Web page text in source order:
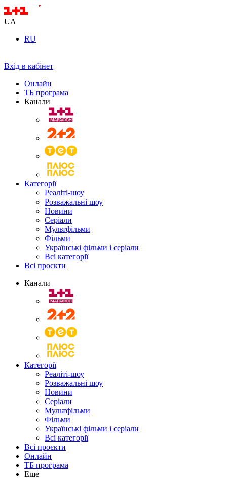
UA
RU
Вхід в кабінет
Онлайн
ТБ програма
Канали
Категорії
Реаліті-шоу
Розважальні шоу
Новини
Серіали
Мультфільми
Фільми
Українські фільми і серіали
Всі категорії
Всі проєкти
Канали
Категорії
Реаліті-шоу
Розважальні шоу
Новини
Серіали
Мультфільми
Фільми
Українські фільми і серіали
Всі категорії
Всі проєкти
Онлайн
ТБ програма
Еще